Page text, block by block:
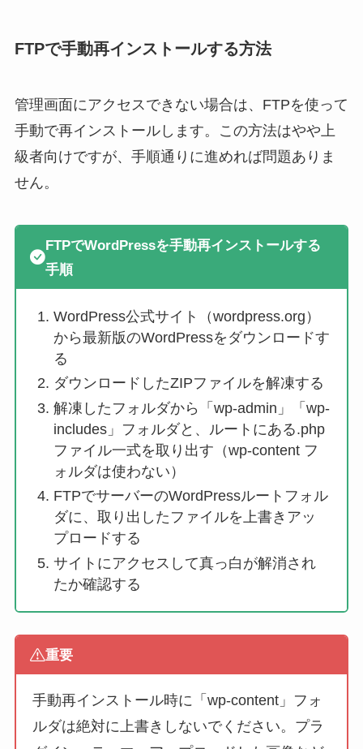
FTPで手動再インストールする方法
管理画面にアクセスできない場合は、FTPを使って
手動で再インストールします。この方法はやや上
級者向けですが、手順通りに進めれば問題ありま
せん。
FTPでWordPressを手動再インストールする
手順
WordPress公式サイト（wordpress.org）
から最新版のWordPressをダウンロードす
る
ダウンロードしたZIPファイルを解凍する
解凍したフォルダから「wp-admin」「wp-
includes」フォルダと、ルートにある.php
ファイル一式を取り出す（wp-content フ
ォルダは使わない）
FTPでサーバーのWordPressルートフォル
ダに、取り出したファイルを上書きアッ
プロードする
サイトにアクセスして真っ白が解消され
たか確認する
重要
手動再インストール時に「wp-content」フォ
ルダは絶対に上書きしないでください。プラ